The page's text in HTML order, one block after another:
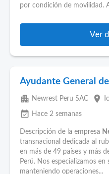
por condición de movilidad.
Ver
Ayudante General
apartment Newrest Peru SAC place
event_available Hace 2 semanas
Descripción de la empresa
transnacional dedicada al
en más de 49 países y más
Perú. Nos especializamos
manteniendo operaciones...